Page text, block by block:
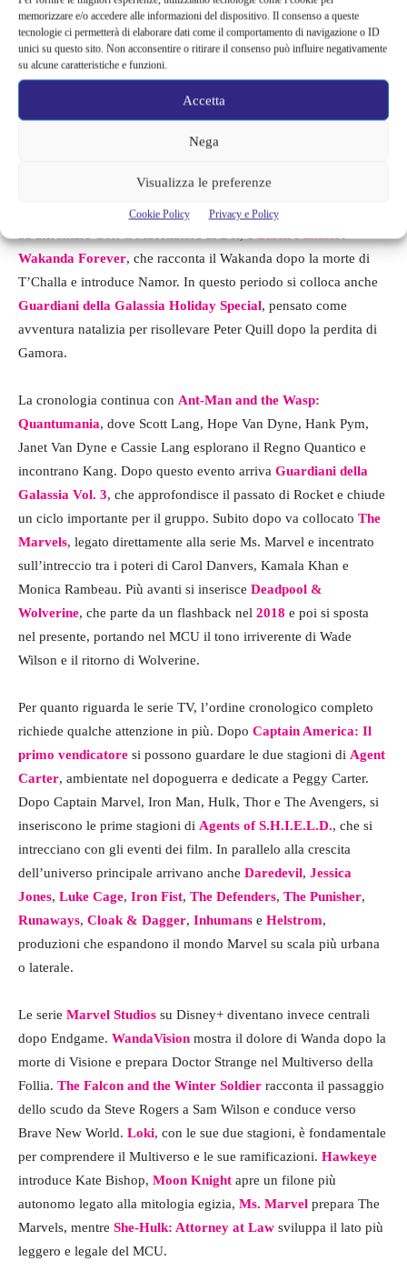
memorizzare e/o accedere alle informazioni del dispositivo. Il consenso a queste
tecnologie ci permetterà di elaborare dati come il comportamento di navigazione o ID
unici su questo sito. Non acconsentire o ritirare il consenso può influire negativamente
su alcune caratteristiche e funzioni.
Accetta
Nega
Visualizza le preferenze
Cookie Policy Privacy e Policy
suo padre Wenwu, edEternals, che pur attraversando millenni di
storia concentra la trama principale nel periodo successivo a
Endgame.
La linea del Multiverso prosegue conDoctor Strange nel
, da guardare dopo WandaVision e No
conseguenze delle aperture dimensionali. Seguono
, con Thor alla ricerca di pace interiore e costretto
ad affrontare Gorr il Macellatore di Dei, eBlack Panther:
Wakanda Forever, che racconta il Wakanda dopo la morte di
T’Challa e introduce Namor. In questo periodo si colloca anche
Guardiani della Galassia Holiday Special, pensato come
avventura natalizia per risollevare Peter Quill dopo la perdita di
Gamora.
La cronologia continua con Ant-Man and the Wasp:
Quantumania, dove Scott Lang, Hope Van Dyne, Hank Pym,
Janet Van Dyne e Cassie Lang esplorano il Regno Quantico e
incontrano Kang. Dopo questo evento arriva Guardiani della
Galassia Vol. 3, che approfondisce il passato di Rocket e chiude
un ciclo importante per il gruppo. Subito dopo va collocato The
Marvels, legato direttamente alla serie Ms. Marvel e incentrato
sull’intreccio tra i poteri di Carol Danvers, Kamala Khan e
Monica Rambeau. Più avanti si inserisce Deadpool &
Wolverine, che parte da un flashback nel 2018 e poi si sposta
nel presente, portando nel MCU il tono irriverente di Wade
Wilson e il ritorno di Wolverine.
Per quanto riguarda le serie TV, l’ordine cronologico completo
richiede qualche attenzione in più. Dopo Captain America: Il
primo vendicatore si possono guardare le due stagioni di Agent
Carter, ambientate nel dopoguerra e dedicate a Peggy Carter.
Dopo Captain Marvel, Iron Man, Hulk, Thor e The Avengers, si
inseriscono le prime stagioni di Agents of S.H.I.E.L.D., che si
intrecciano con gli eventi dei film. In parallelo alla crescita
dell’universo principale arrivano anche Daredevil, Jessica
Jones, Luke Cage, Iron Fist, The Defenders, The Punisher,
Runaways, Cloak & Dagger, Inhumans e Helstrom,
produzioni che espandono il mondo Marvel su scala più urbana
o laterale.
Le serie Marvel Studios su Disney+ diventano invece centrali
dopo Endgame. WandaVision mostra il dolore di Wanda dopo la
morte di Visione e prepara Doctor Strange nel Multiverso della
Follia. The Falcon and the Winter Soldier racconta il passaggio
dello scudo da Steve Rogers a Sam Wilson e conduce verso
Brave New World. Loki, con le sue due stagioni, è fondamentale
per comprendere il Multiverso e le sue ramificazioni. Hawkeye
introduce Kate Bishop, Moon Knight apre un filone più
autonomo legato alla mitologia egizia, Ms. Marvel prepara The
Marvels, mentre She-Hulk: Attorney at Law sviluppa il lato più
leggero e legale del MCU.